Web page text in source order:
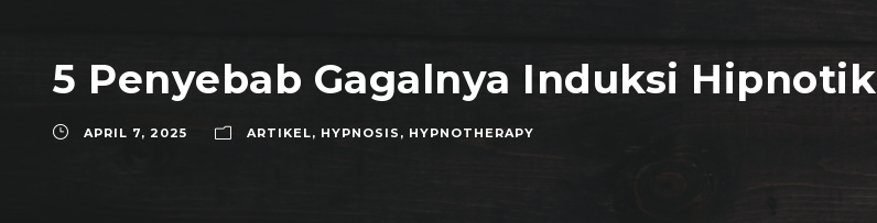
5 Penyebab Gagalnya Induksi Hipnotik
APRIL 7, 2025 ARTIKEL, HYPNOSIS , HYPNOTHERAPY